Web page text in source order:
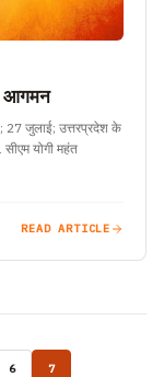
आगमन
27 जुलाई; उत्तरप्रदेश के
सीएम योगी महंत
READ ARTICLE
6 7